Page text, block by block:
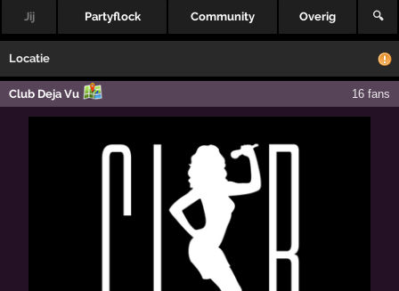
Jij Partyflock Community Overig 🔍
Locatie
Club Deja Vu 16 fans